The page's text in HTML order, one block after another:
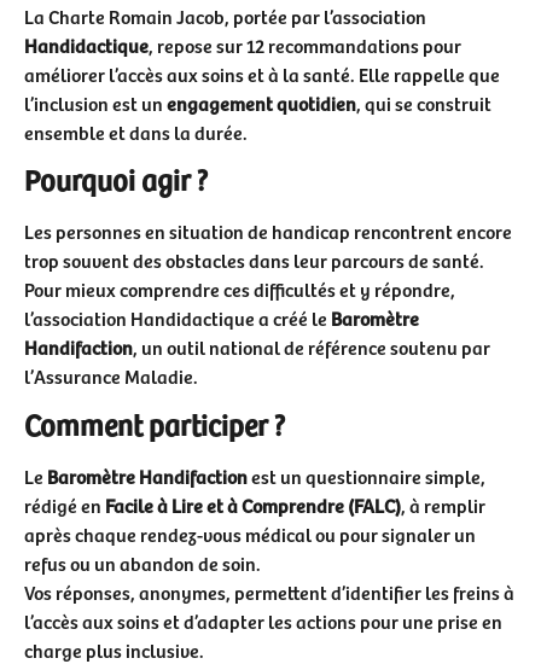
La Charte Romain Jacob, portée par l’association
Handidactique, repose sur 12 recommandations pour
améliorer l’accès aux soins et à la santé. Elle rappelle que
l’inclusion est unengagement quotidien, qui se construit
ensemble et dans la durée.
Pourquoi agir ?
Les personnes en situation de handicap rencontrent encore
trop souvent des obstacles dans leur parcours de santé.
Pour mieux comprendre ces difficultés et y répondre,
l’association Handidactique a créé le Baromètre
Handifaction, un outil national de référence soutenu par
l’Assurance Maladie.
Comment participer ?
Le Baromètre Handifactionest un questionnaire simple,
rédigé en Facile à Lire et à Comprendre (FALC), à remplir
après chaque rendez-vous médical ou pour signaler un
refus ou un abandon de soin.
Vos réponses, anonymes, permettent d’identifier les freins à
l’accès aux soins et d’adapter les actions pour une prise en
charge plus inclusive.